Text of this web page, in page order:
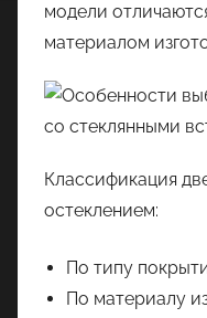
модели
материалом
Классификация
остеклением:
По типу
По материалу